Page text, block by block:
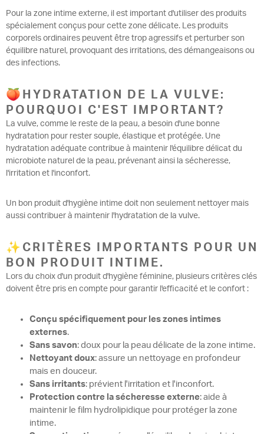
Pour la zone intime externe, il est important d'utiliser des produits
spécialement conçus pour cette zone délicate. Les produits
corporels ordinaires peuvent être trop agressifs et perturber son
équilibre naturel, provoquant des irritations, des démangeaisons ou
des infections.
🍑HYDRATATION DE LA VULVE:
POURQUOI C'EST IMPORTANT?
La vulve, comme le reste de la peau, a besoin d'une bonne
hydratation pour rester souple, élastique et protégée. Une
hydratation adéquate contribue à maintenir l'équilibre délicat du
microbiote naturel de la peau, prévenant ainsi la sécheresse,
l'irritation et l'inconfort.
Un bon produit d'hygiène intime doit non seulement nettoyer mais
aussi contribuer à maintenir l'hydratation de la vulve.
✨CRITÈRES IMPORTANTS POUR UN
BON PRODUIT INTIME.
Lors du choix d'un produit d'hygiène féminine, plusieurs critères clés
doivent être pris en compte pour garantir l'efficacité et le confort :
Conçu spécifiquement pour les zones intimes
externes.
Sans savon: doux pour la peau délicate de la zone intime.
Nettoyant doux: assure un nettoyage en profondeur
mais en douceur.
Sans irritants: prévient l'irritation et l'inconfort.
Protection contre la sécheresse externe: aide à
maintenir le film hydrolipidique pour protéger la zone
intime.